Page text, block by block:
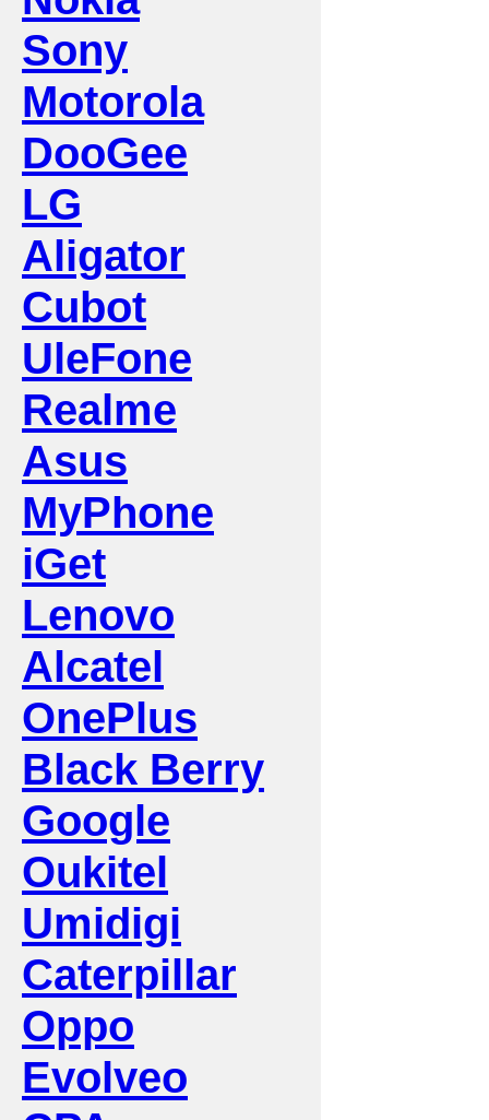
Sony
Motorola
DooGee
LG
Aligator
Cubot
UleFone
Realme
Asus
MyPhone
iGet
Lenovo
Alcatel
OnePlus
Black Berry
Google
Oukitel
Umidigi
Caterpillar
Oppo
Evolveo